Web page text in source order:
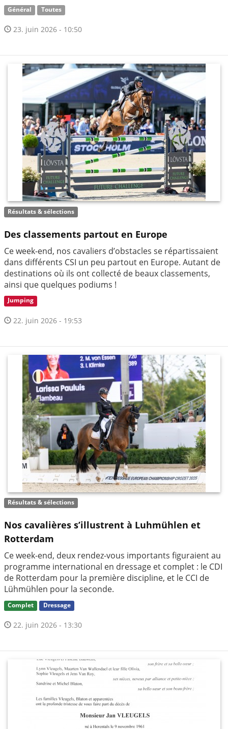
Général Toutes
23. juin 2026 - 10:50
Résultats & sélections
Des classements partout en Europe
Ce week-end, nos cavaliers d’obstacles se répartissaient
dans différents CSI un peu partout en Europe. Autant de
destinations où ils ont collecté de beaux classements,
ainsi que quelques podiums !
Jumping
22. juin 2026 - 19:53
Résultats & sélections
Nos cavalières s’illustrent à Luhmühlen et
Rotterdam
Ce week-end, deux rendez-vous importants figuraient au
programme international en dressage et complet : le CDI
de Rotterdam pour la première discipline, et le CCI de
Lühmühlen pour la seconde.
Complet Dressage
22. juin 2026 - 13:30